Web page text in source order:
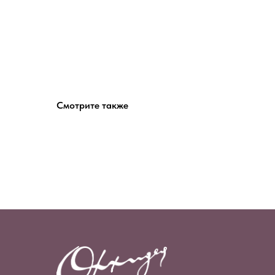
Смотрите также